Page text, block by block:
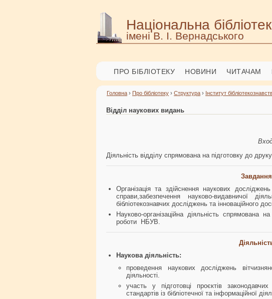
Національна
імені В. І. Вернадського
ПРО БІБЛІОТЕКУ НОВИНИ ЧИТАЧАМ
Головна › Про бібліотеку › Структура › Інститут
Відділ наукових видань
Діяльність відділу спрямована на підготовку до
Завдання
Організація та здійснення наукових
справи,забезпечення науково-видавничої
бібліотекознавчих досліджень та інноваційного
Науково-організаційна діяльність спрямована
роботи НБУВ.
Наукова діяльність:
проведення наукових досліджень
діяльності.
участь у підготовці проєктів
стандартів із бібліотечної та інформаційної